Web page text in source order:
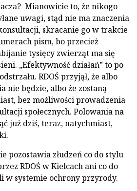
Mianowicie to, że nikogo
uwagi, stąd nie ma znaczenia
skracanie go w trakcie
pism, bo przecież
tysięcy zwierząt ma się
„Efektywność działań” to po
RDOŚ przyjął, że albo
nie będzie, albo że zostaną
bez możliwości prowadzenia
społecznych. Polowania na
już dziś, teraz, natychmiast,
pozostawia złudzeń co do stylu
RDOŚ w Kielcach ani co do
w systemie ochrony przyrody.